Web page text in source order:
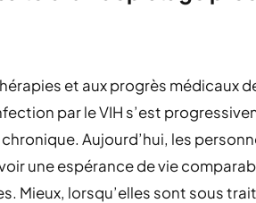
et aux progrès médicaux
par le VIH s’est
Aujourd’hui, les
une espérance de vie
Mieux, lorsqu’elles sont sous